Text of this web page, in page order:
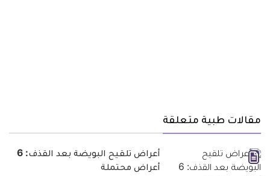
مقالات طبية متعلقة
أعراض تلقيح البويضة بعد القذف: 6
أعراض محتملة